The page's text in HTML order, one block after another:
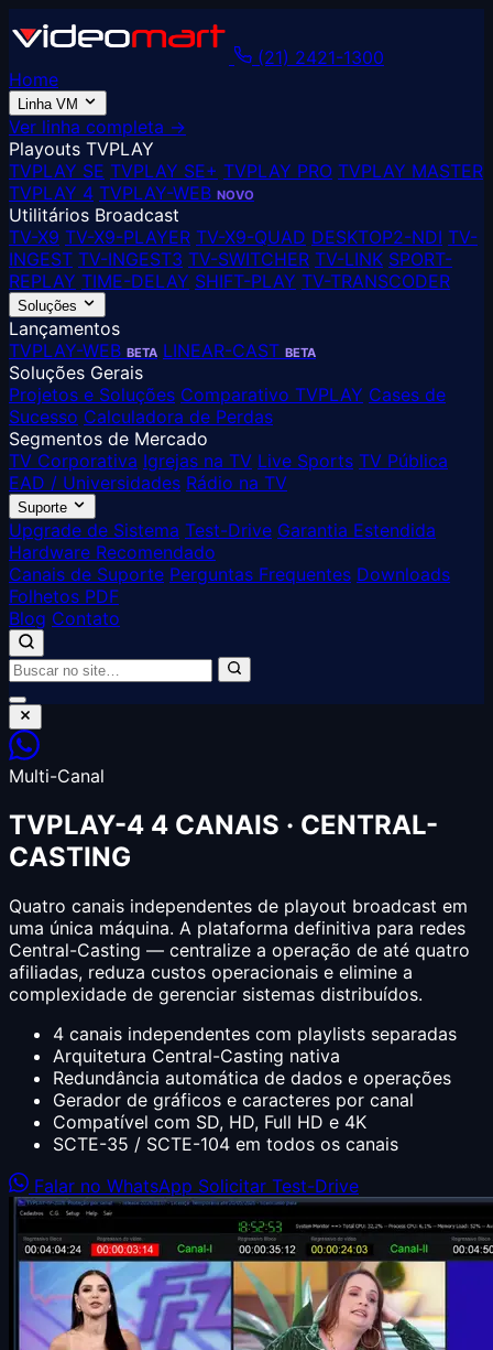
(21) 2421-1300
Home
Linha VM
Ver linha completa →
Playouts TVPLAY
TVPLAY SE TVPLAY SE+ TVPLAY PRO TVPLAY MASTER
TVPLAY 4 TVPLAY-WEB NOVO
Utilitários Broadcast
TV-X9 TV-X9-PLAYER TV-X9-QUAD DESKTOP2-NDI TV-
INGEST TV-INGEST3 TV-SWITCHER TV-LINK SPORT-
REPLAY TIME-DELAY SHIFT-PLAY TV-TRANSCODER
Soluções
Lançamentos
TVPLAY-WEB BETA LINEAR-CAST BETA
Soluções Gerais
Projetos e Soluções Comparativo TVPLAY Cases de
Sucesso Calculadora de Perdas
Segmentos de Mercado
TV Corporativa Igrejas na TV Live Sports TV Pública
EAD / Universidades Rádio na TV
Suporte
Upgrade de Sistema Test-Drive Garantia Estendida
Hardware Recomendado
Canais de Suporte Perguntas Frequentes Downloads
Folhetos PDF
Blog Contato
Multi-Canal
TVPLAY-4 4 CANAIS · CENTRAL-
CASTING
Quatro canais independentes de playout broadcast em
uma única máquina. A plataforma definitiva para redes
Central-Casting — centralize a operação de até quatro
afiliadas, reduza custos operacionais e elimine a
complexidade de gerenciar sistemas distribuídos.
4 canais independentes com playlists separadas
Arquitetura Central-Casting nativa
Redundância automática de dados e operações
Gerador de gráficos e caracteres por canal
Compatível com SD, HD, Full HD e 4K
SCTE-35 / SCTE-104 em todos os canais
Falar no WhatsApp Solicitar Test-Drive